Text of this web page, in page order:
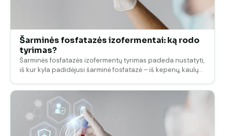
Šarminės fosfatazės izofermentai: ką rodo
tyrimas?
Šarminės fosfatazės izofermentų tyrimas padeda nustatyti,
iš kur kyla padidėjusi šarminė fosfatazė – iš kepenų, kaulų…